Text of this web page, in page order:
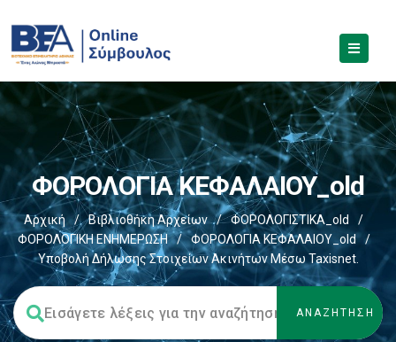
ΦΟΡΟΛΟΓΙΑ ΚΕΦΑΛΑΙΟΥ_old
Αρχική / Βιβλιοθήκη Αρχείων / ΦΟΡΟΛΟΓΙΣΤΙΚΑ_old
/
ΦΟΡΟΛΟΓΙΚΗ ΕΝΗΜΕΡΩΣΗ
/ ΦΟΡΟΛΟΓΙΑ ΚΕΦΑΛΑΙΟΥ_old
/
Υποβολή Δήλωσης Στοιχείων Ακινήτων Μέσω Taxisnet.